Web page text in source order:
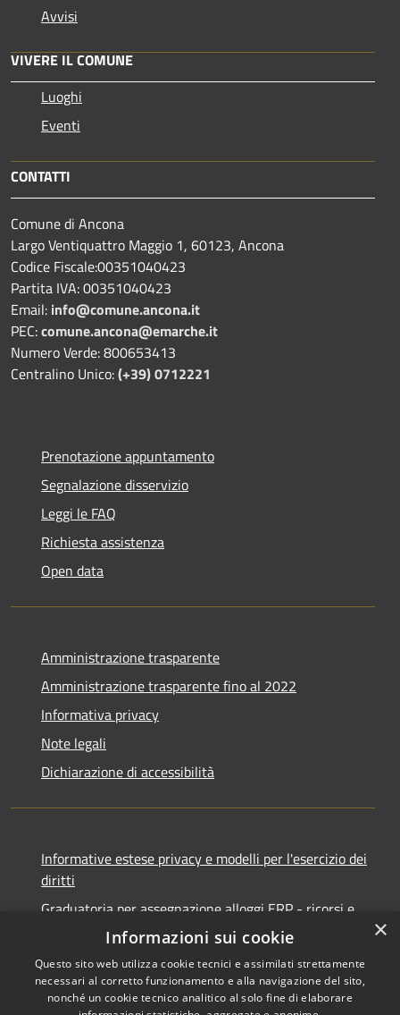
Avvisi
VIVERE IL COMUNE
Luoghi
Eventi
CONTATTI
Comune di Ancona
Largo Ventiquattro Maggio 1, 60123, Ancona
Codice Fiscale:00351040423
Partita IVA: 00351040423
Email: info@comune.ancona.it
PEC:comune.ancona@emarche.it
Numero Verde: 800653413
Centralino Unico:(+39) 0712221
Prenotazione appuntamento
Segnalazione disservizio
Leggi le FAQ
Richiesta assistenza
Open data
Amministrazione trasparente
Amministrazione trasparente fino al 2022
Informativa privacy
Note legali
Dichiarazione di accessibilità
Informative estese privacy e modelli per l'esercizio dei
diritti
Graduatoria per assegnazione alloggi ERP - ricorsi e
×
Informazioni sui cookie
Questo sito web utilizza cookie tecnici e assimilati strettamente
necessari al corretto funzionamento e alla navigazione del sito,
nonché un cookie tecnico analitico al solo fine di elaborare